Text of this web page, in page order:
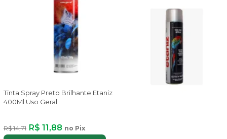
Tinta Spray Preto Brilhante Etaniz
400Ml Uso Geral
R$ 14,71 R$ 11,88 no Pix